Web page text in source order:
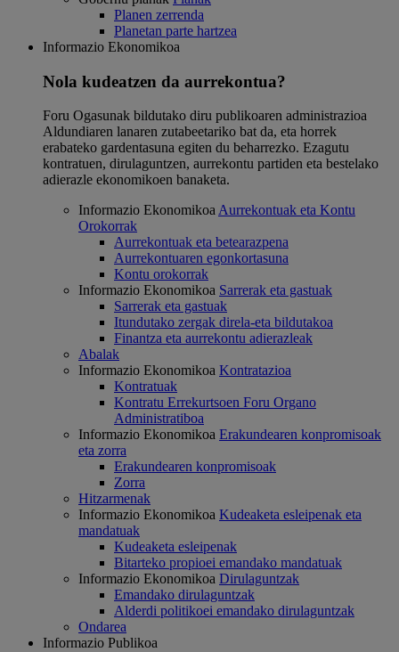
Planen zerrenda
Planetan parte hartzea
Informazio Ekonomikoa
Nola kudeatzen da aurrekontua?
Foru Ogasunak bildutako diru publikoaren administrazioa
Aldundiaren lanaren zutabeetariko bat da, eta horrek
erabateko gardentasuna egiten du beharrezko. Ezagutu
kontratuen, dirulaguntzen, aurrekontu partiden eta bestelako
adierazle ekonomikoen banaketa.
Informazio Ekonomikoa Aurrekontuak eta Kontu
Orokorrak
Aurrekontuak eta betearazpena
Aurrekontuaren egonkortasuna
Kontu orokorrak
Informazio Ekonomikoa Sarrerak eta gastuak
Sarrerak eta gastuak
Itundutako zergak direla-eta bildutakoa
Finantza eta aurrekontu adierazleak
Abalak
Informazio Ekonomikoa Kontratazioa
Kontratuak
Kontratu Errekurtsoen Foru Organo
Administratiboa
Informazio Ekonomikoa Erakundearen konpromisoak
eta zorra
Erakundearen konpromisoak
Zorra
Hitzarmenak
Informazio Ekonomikoa Kudeaketa esleipenak eta
mandatuak
Kudeaketa esleipenak
Bitarteko propioei emandako mandatuak
Informazio Ekonomikoa Dirulaguntzak
Emandako dirulaguntzak
Alderdi politikoei emandako dirulaguntzak
Ondarea
Informazio Publikoa